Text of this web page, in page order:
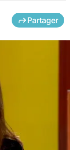
Partager